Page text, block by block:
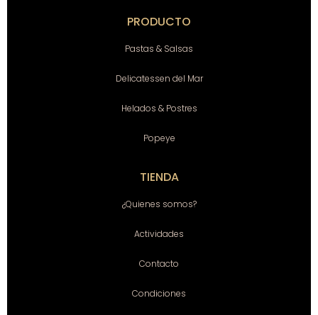
PRODUCTO
Pastas & Salsas
Delicatessen del Mar
Helados & Postres
Popeye
TIENDA
¿Quienes somos?
Actividades
Contacto
Condiciones